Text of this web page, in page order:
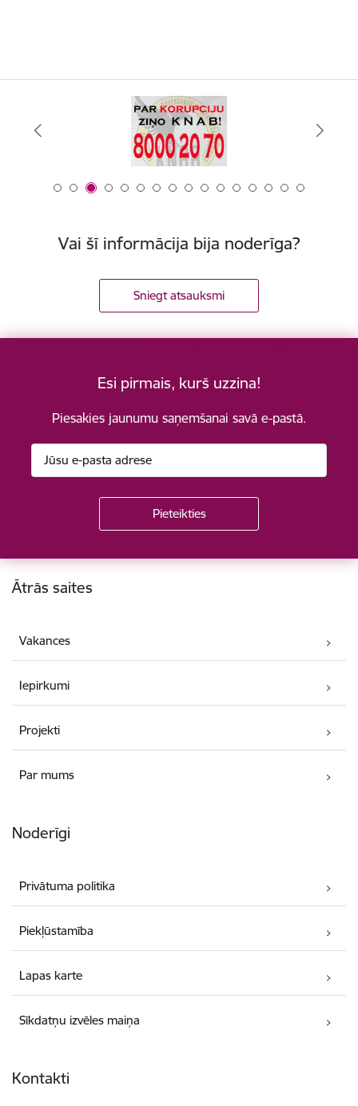
Vai šī informācija bija noderīga?
Sniegt atsauksmi
Esi pirmais, kurš uzzina!
Piesakies jaunumu saņemšanai savā e-pastā.
Kājene
Ātrās saites
Vakances
Iepirkumi
Projekti
Par mums
Noderīgi
Privātuma politika
Piekļūstamība
Lapas karte
Sīkdatņu izvēles maiņa
Kontakti